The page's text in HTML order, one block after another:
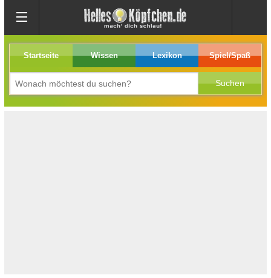
Startseite Wissen Lexikon Spiel/Spaß